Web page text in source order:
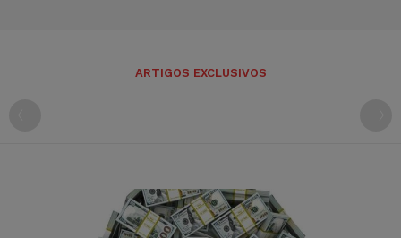
ARTIGOS EXCLUSIVOS